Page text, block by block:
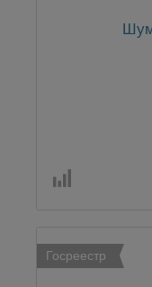
Госреестр